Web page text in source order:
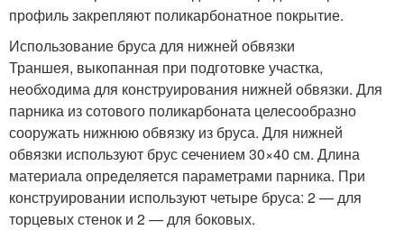
профиль закрепляют поликарбонатное покрытие.
Использование бруса для нижней обвязки
Траншея, выкопанная при подготовке участка,
необходима для конструирования нижней обвязки. Для
парника из сотового поликарбоната целесообразно
сооружать нижнюю обвязку из бруса. Для нижней
обвязки используют брус сечением 30×40 см. Длина
материала определяется параметрами парника. При
конструировании используют четыре бруса: 2 — для
торцевых стенок и 2 — для боковых.